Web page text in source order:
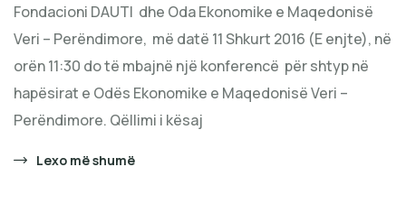
Fondacioni DAUTI dhe Oda Ekonomike e Maqedonisë
Veri – Perëndimore, më datë 11 Shkurt 2016 (E enjte), në
orën 11:30 do të mbajnë një konferencë për shtyp në
hapësirat e Odës Ekonomike e Maqedonisë Veri –
Perëndimore. Qëllimi i kësaj
Lexo më shumë